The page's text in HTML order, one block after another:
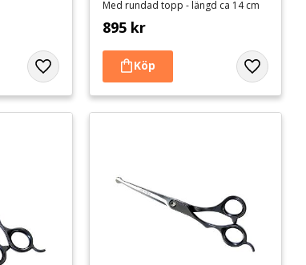
Lägg till i favoriter
Med rundad topp - längd ca 14 cm
895 kr
Lägg till i